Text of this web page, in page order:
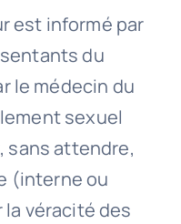
est informé par
du
le médecin du
sexuel
sans attendre,
(interne ou
véracité des